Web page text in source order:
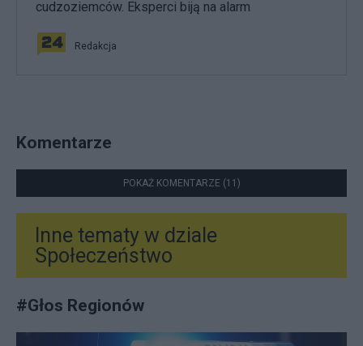
cudzoziemców. Eksperci biją na alarm
Redakcja
Komentarze
POKAŻ KOMENTARZE (11)
Inne tematy w dziale
Społeczeństwo
#Głos Regionów